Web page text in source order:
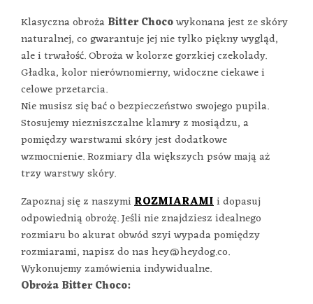
Klasyczna obrożaBitter Chocowykonana jest ze skóry
naturalnej, co gwarantuje jej nie tylko piękny wygląd,
ale i trwałość. Obroża w kolorze gorzkiej czekolady.
Gładka, kolor nierównomierny, widoczne ciekawe i
celowe przetarcia.
Nie musisz się bać o bezpieczeństwo swojego pupila.
Stosujemy niezniszczalne klamry z mosiądzu, a
pomiędzy warstwami skóry jest dodatkowe
wzmocnienie. Rozmiary dla większych psów mają aż
trzy warstwy skóry.
Zapoznaj się z naszymiROZMIARAMIi dopasuj
odpowiednią obrożę. Jeśli nie znajdziesz idealnego
rozmiaru bo akurat obwód szyi wypada pomiędzy
rozmiarami, napisz do nas hey@heydog.co.
Wykonujemy zamówienia indywidualne.
Obroża Bitter Choco: